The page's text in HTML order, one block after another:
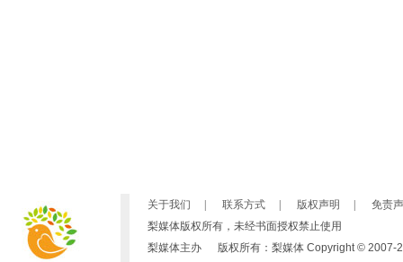
关于我们 联系方式 版权声明
免责
梨媒体版权所有，未经书面授权禁止使用
梨媒体主办 版权所有：梨媒体 Copyright © 2007-